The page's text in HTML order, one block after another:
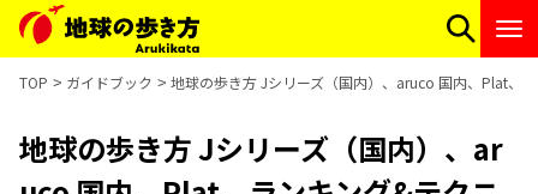
TOP ガイドブック 地球の歩き方 Jシリーズ（国内）、aruco 国内、Plat、
地球の歩き方 Jシリーズ（国内）、ar